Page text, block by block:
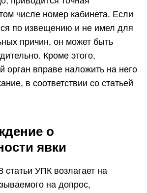
числе номер кабинета. Если
по извещению и не имел для
причин, он может быть
Кроме этого,
орган вправе наложить на него
в соответствии со статьей
о
явки
статьи УПК возлагает на
на допрос,